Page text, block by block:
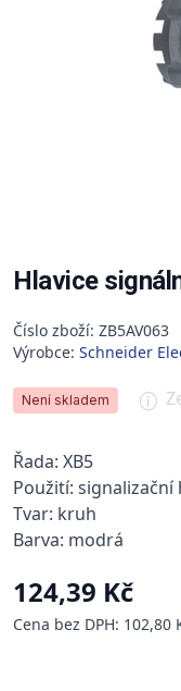
Hlavice
Číslo zboží: ZB5AV063
Výrobce: Schneider
Není skladem
Řada: XB5
Použití: signalizační
Tvar: kruh
Barva: modrá
124,39 Kč
Cena bez DPH: 102,80